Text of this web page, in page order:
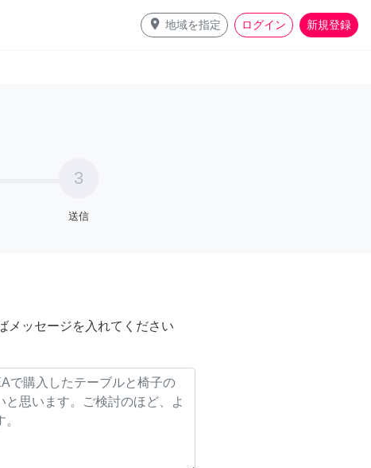
place 地域を指定 ログイン 新規登録
3
送信
メッセージを入れてください